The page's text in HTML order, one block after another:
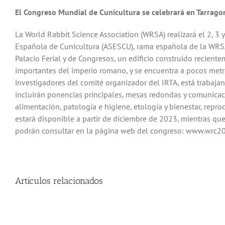
El Congreso Mundial de Cunicultura se celebrará en
La World Rabbit Science Association (WRSA) realizará el 2,
Española de Cunicultura (ASESCU), rama española de la
Palacio Ferial y de Congresos, un edificio construido
importantes del imperio romano, y se encuentra a pocos
investigadores del comité organizador del IRTA, está
incluirán ponencias principales, mesas redondas y
alimentación, patología e higiene, etología y bienestar,
estará disponible a partir de diciembre de 2023, mientras
podrán consultar en la página web del congreso:
Artículos relacionados